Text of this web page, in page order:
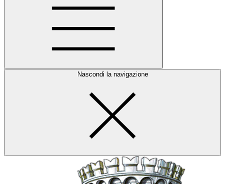
Nascondi la navigazione